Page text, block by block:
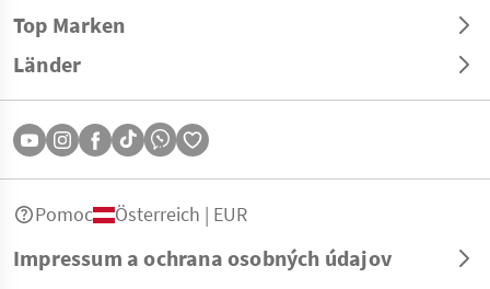
Top Marken
Länder
Impressum a ochrana osobných údajov
Pomoc Österreich | EUR